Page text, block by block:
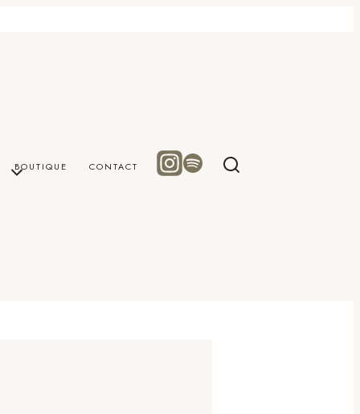
BOUTIQUE CONTACT